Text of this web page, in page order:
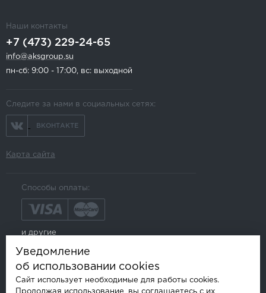
Наши контакты
+7 (473) 229-24-65
info@aksgroup.su
пн-сб: 9:00 - 17:00, вс: выходной
Следите за нами в социальных сетях:
ВКОНТАКТЕ
Карта сайта
Способы оплаты:
и другие
Уведомление
об использовании cookies
Сайт использует необходимые для работы cookies.
Продолжая использование, вы соглашаетесь с их